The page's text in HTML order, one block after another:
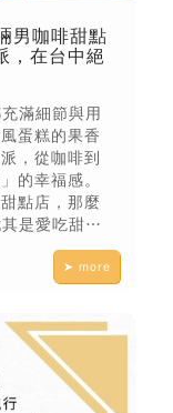
男咖啡甜點
，在台中絕
滿細節與用
蛋糕的果香
，從咖啡到
的幸福感。
點店，那麼
是愛吃甜點
➤ more